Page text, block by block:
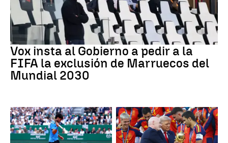
Mundial 2030
Vox insta al Gobierno a pedir a la
FIFA la exclusión de Marruecos del
Mundial 2030